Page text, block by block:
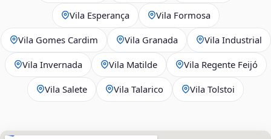
Vila Esperança Vila Formosa
Vila Gomes Cardim Vila Granada Vila Industrial
Vila Invernada Vila Matilde Vila Regente Feijó
Vila Salete Vila Talarico Vila Tolstoi